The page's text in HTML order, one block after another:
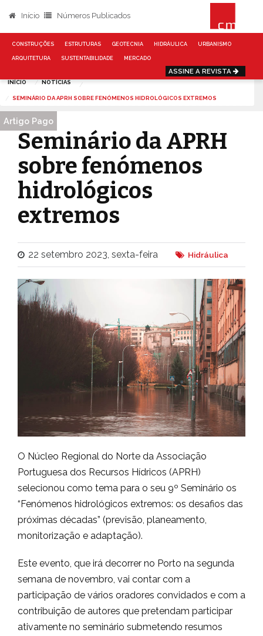
Início Números Publicados
CONSTRUÇÕES ESTRUTURAS GEOTECNIA HIDRÁULICA URBANISMO
ARQUITETURA SUSTENTABILIDADE MERCADO
ASSINE A REVISTA
INÍCIO NOTÍCIAS
SEMINÁRIO DA APRH SOBRE FENÓMENOS HIDROLÓGICOS EXTREMOS
Seminário da APRH
sobre fenómenos
hidrológicos
extremos
Artigo Pago
22 setembro 2023, sexta-feira Hidráulica
O Núcleo Regional do Norte da Associação
Portuguesa dos Recursos Hídricos (APRH)
selecionou como tema para o seu 9º Seminário os
“Fenómenos hidrológicos extremos: os desafios das
próximas décadas” (previsão, planeamento,
monitorização e adaptação).
Este evento, que irá decorrer no Porto na segunda
semana de novembro, vai contar com a
participação de vários oradores convidados e com a
contribuição de autores que pretendam participar
ativamente no seminário submetendo resumos